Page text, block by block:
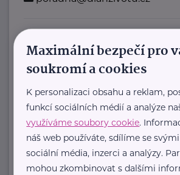
Rodinná síť
Klimentská 1246/1 Praha 1
Průvodce světem náhradní
péče v ČR
Portál Rodinná síť je přední
informační platforma zaměřená
Maximální bezpečí pro
soukromí a cookies
K personalizaci obsahu a reklam,
funkcí sociálních médií a analýze
využíváme soubory cookie.
náš web používáte, sdílíme se
sociální média, inzerci a analýzy.
mohou zkombinovat s dalšími